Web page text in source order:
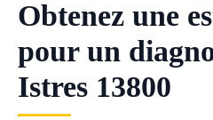
Obtenez une
pour un
Istres 13800